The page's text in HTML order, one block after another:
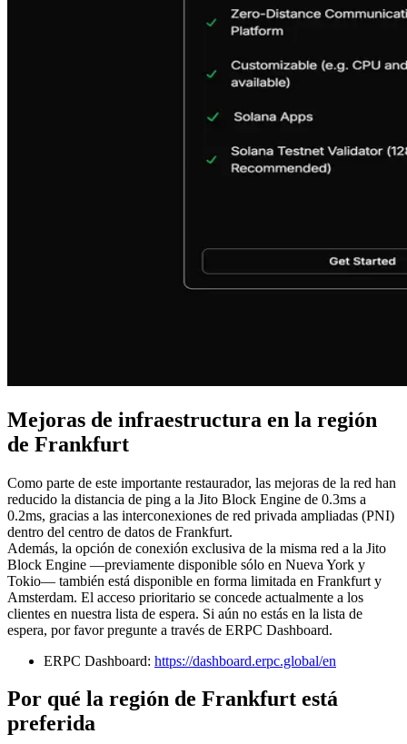
Mejoras de infraestructura en la región
de Frankfurt
Como parte de este importante restaurador, las mejoras de la red han
reducido la distancia de ping a la Jito Block Engine de 0.3ms a
0.2ms, gracias a las interconexiones de red privada ampliadas (PNI)
dentro del centro de datos de Frankfurt.
Además, la opción de conexión exclusiva de la misma red a la Jito
Block Engine —previamente disponible sólo en Nueva York y
Tokio— también está disponible en forma limitada en Frankfurt y
Amsterdam. El acceso prioritario se concede actualmente a los
clientes en nuestra lista de espera. Si aún no estás en la lista de
espera, por favor pregunte a través de ERPC Dashboard.
ERPC Dashboard: https://dashboard.erpc.global/en
Por qué la región de Frankfurt está
preferida